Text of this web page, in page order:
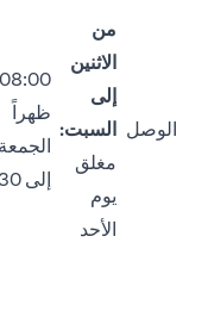
الوصل
من
الاثنين
إلى
السبت:
مغلق
يوم
الأحد
ظهراً
إلى 12:30 ظهراً